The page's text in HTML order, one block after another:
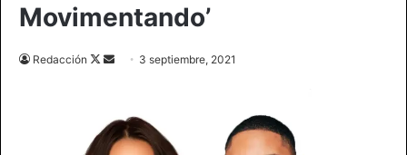
Movimentando’
Redacción
Follow
Send 3 septiembre, 2021